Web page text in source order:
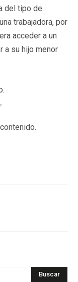
del tipo de
trabajadora, por
acceder a un
a su hijo menor
Buscar